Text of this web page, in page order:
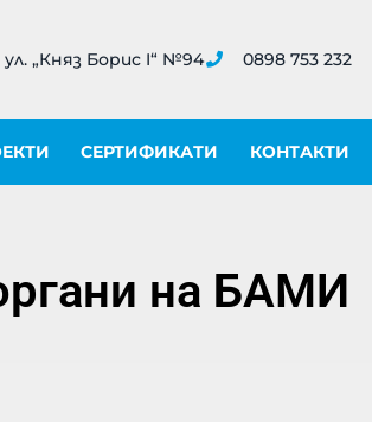
„Княз Борис I“ №94 0898 753 232
СЕРТИФИКАТИ КОНТАКТИ
на БАМИ